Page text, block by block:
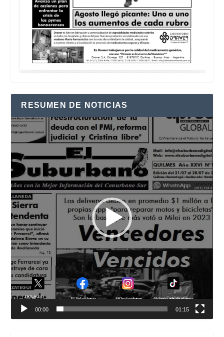
RESUMEN DE NOTICIAS
Reproductor
de
vídeo
00:00 01:15